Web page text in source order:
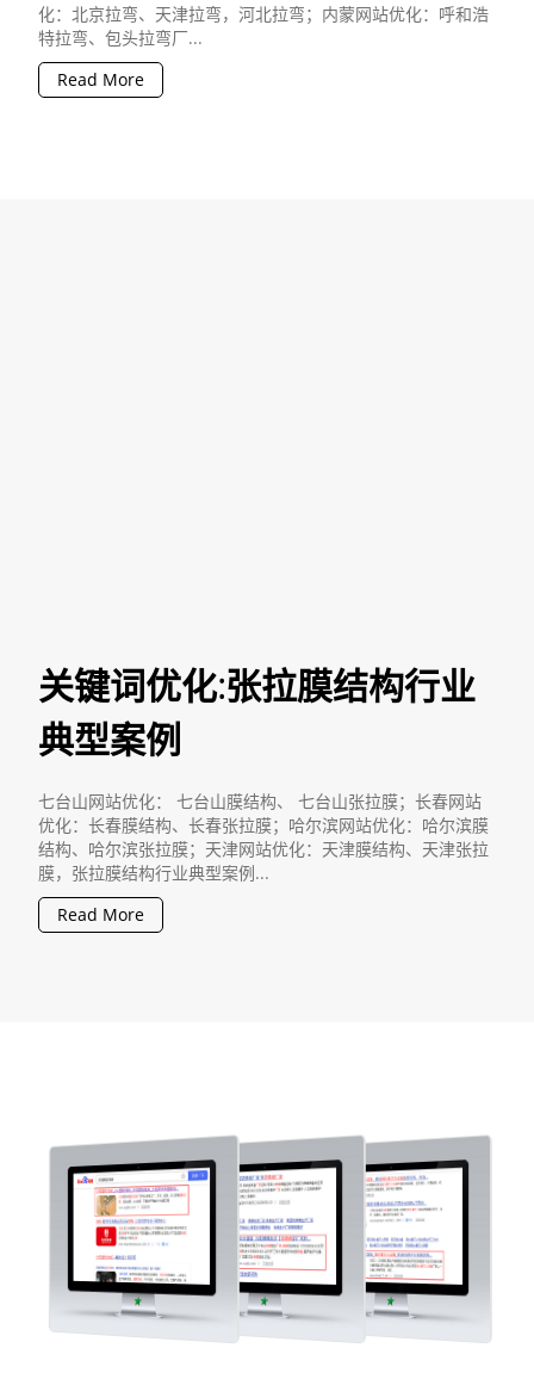
化：北京拉弯、天津拉弯，河北拉弯；内蒙网站优化：呼和浩
特拉弯、包头拉弯厂...
Read More
关键词优化:张拉膜结构行业
典型案例
七台山网站优化： 七台山膜结构、 七台山张拉膜；长春网站
优化：长春膜结构、长春张拉膜；哈尔滨网站优化：哈尔滨膜
结构、哈尔滨张拉膜；天津网站优化：天津膜结构、天津张拉
膜，张拉膜结构行业典型案例...
Read More